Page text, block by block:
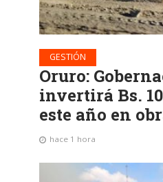
GESTIÓN
Oruro:
invertirá Bs.
este año en
hace 1 hora